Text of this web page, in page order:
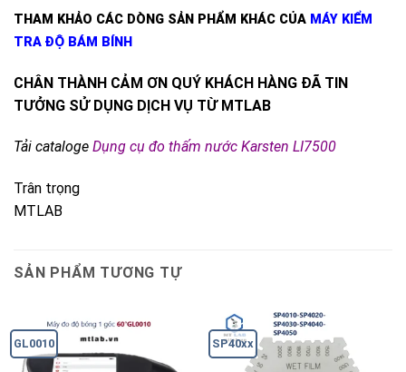
THAM KHẢO CÁC DÒNG SẢN PHẨM KHÁC CỦA MÁY KIỂM
TRA ĐỘ BÁM BÍNH
CHÂN THÀNH CẢM ƠN QUÝ KHÁCH HÀNG ĐÃ TIN
TƯỞNG SỬ DỤNG DỊCH VỤ TỪ MTLAB
Tải cataloge Dụng cụ đo thấm nước Karsten LI7500
Trân trọng
MTLAB
SẢN PHẨM TƯƠNG TỰ
GL0010 SP40xx